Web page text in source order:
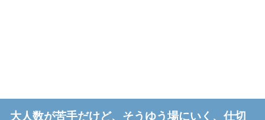
大人数が苦手だけど、そうゆう場にいく、仕切